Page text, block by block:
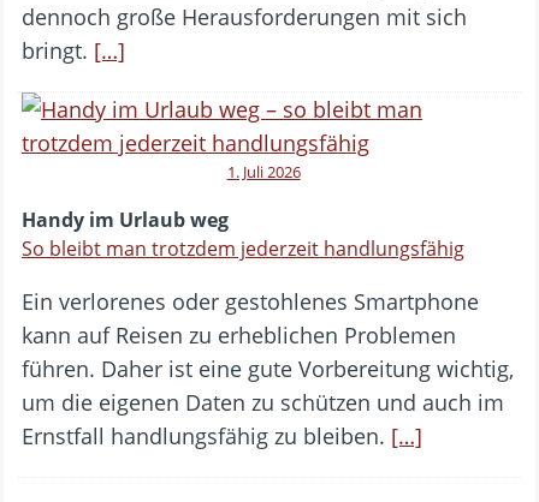
dennoch große Herausforderungen mit sich
bringt. […]
1. Juli 2026
Handy im Urlaub weg
So bleibt man trotzdem jederzeit handlungsfähig
Ein verlorenes oder gestohlenes Smartphone
kann auf Reisen zu erheblichen Problemen
führen. Daher ist eine gute Vorbereitung wichtig,
um die eigenen Daten zu schützen und auch im
Ernstfall handlungsfähig zu bleiben. […]